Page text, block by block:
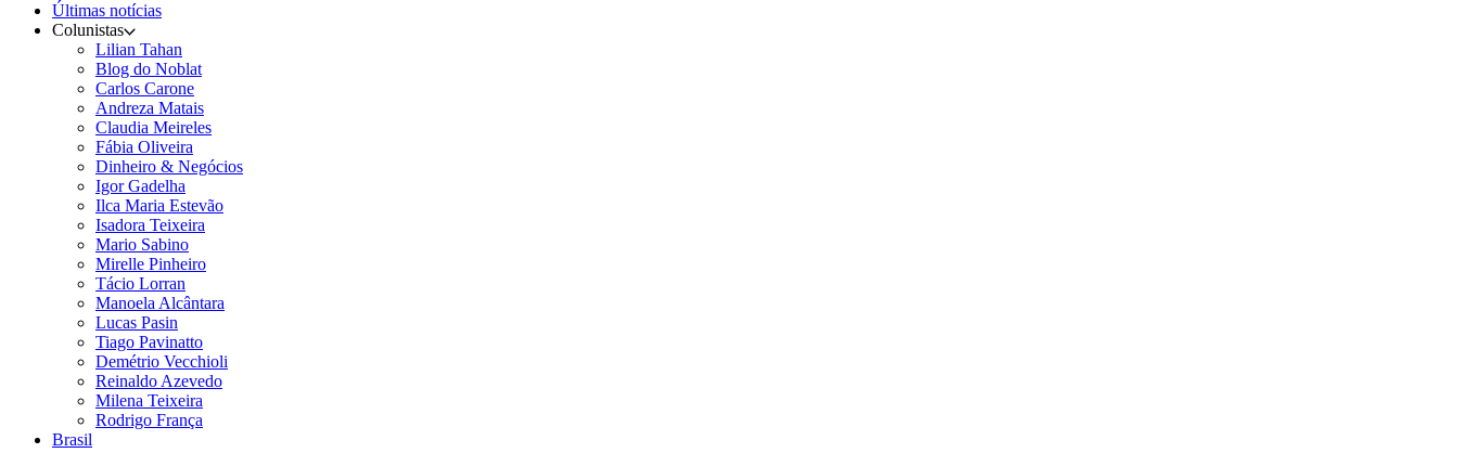
Últimas notícias
Colunistas
Lilian Tahan
Blog do Noblat
Carlos Carone
Andreza Matais
Claudia Meireles
Fábia Oliveira
Dinheiro & Negócios
Igor Gadelha
Ilca Maria Estevão
Isadora Teixeira
Mario Sabino
Mirelle Pinheiro
Tácio Lorran
Manoela Alcântara
Lucas Pasin
Tiago Pavinatto
Demétrio Vecchioli
Reinaldo Azevedo
Milena Teixeira
Rodrigo França
Brasil